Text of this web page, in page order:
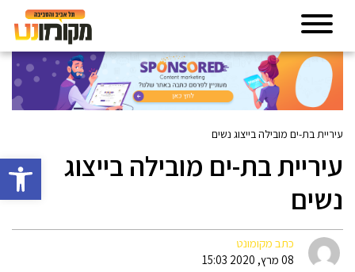
פתח
עיריית בת-ים מובילה בייצוג נשים
עיריית בת-ים מובילה בייצוג
נשים
כתב מקומונט
08 מרץ, 2020 15:03